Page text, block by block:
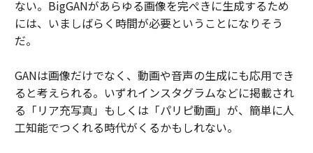
ない。BigGANがあらゆる画像を完ぺきに生成するため
には、いましばらく時間が必要ということになりそう
だ。
GANは画像だけでなく、動画や音声の生成にも応用でき
ると考えられる。いずれインスタグラムなどに掲載され
る「リア充写真」もしくは「パリピ動画」が、簡単に人
工知能でつくれる時代がくるかもしれない。